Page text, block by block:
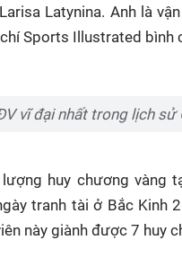
Latynina. Anh là
Sports Illustrated bình
vĩ đại nhất trong lịch sử
huy chương vàng
tranh tài ở Bắc Kinh
này giành được 7 huy